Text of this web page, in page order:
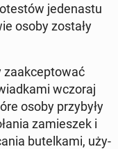
je­de­na­stu
osoby zostały
za­ak­cep­to­wać
wczoraj
osoby przy­by­ły
za­mie­szek i
bu­tel­ka­mi, uży­